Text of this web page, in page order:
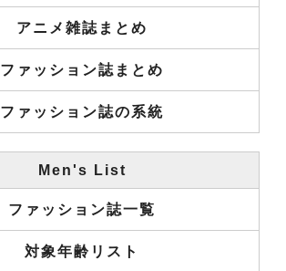
アニメ雑誌まとめ
ファッション誌まとめ
ファッション誌の系統
Men's List
ファッション誌一覧
対象年齢リスト